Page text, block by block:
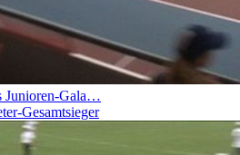
Junioren-Gala…
Gesamtsieger